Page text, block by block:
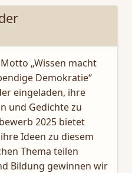
„Wissen macht
Demokratie“
eingeladen, ihre
und Gedichte zu
2025 bietet
Ideen zu diesem
Thema teilen
Bildung gewinnen wir